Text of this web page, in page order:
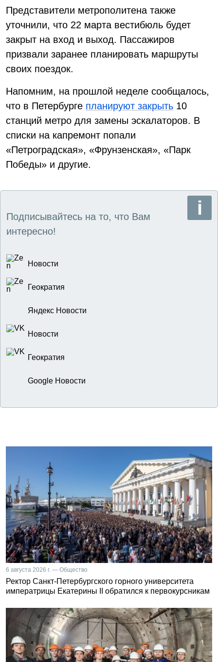
Представители метрополитена также
уточнили, что 22 марта вестибюль будет
закрыт на вход и выход. Пассажиров
призвали заранее планировать маршруты
своих поездок.
Напомним, на прошлой неделе сообщалось,
что в Петербурге планируют закрыть 10
станций метро для замены эскалаторов. В
списки на капремонт попали
«Петроградская», «Фрунзенская», «Парк
Победы» и другие.
Подписывайтесь на то, что Вам
интересно!
Новости
Геократия
Яндекс Новости
Новости
Геократия
Google Новости
6 августа 2026 г. — Общество
Ректор Санкт-Петербургского горного университета
императрицы Екатерины II обратился к первокурсникам